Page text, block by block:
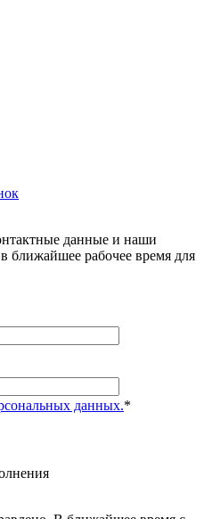
данные и наши
ближайшее рабочее время для
данных.*